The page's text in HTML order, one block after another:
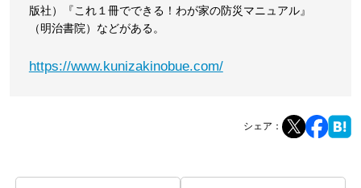
版社）『これ１冊でできる！わが家の防災マニュアル』
（明治書院）などがある。
https://www.kunizakinobue.com/
シェア：